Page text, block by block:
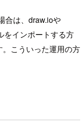
合は、draw.ioや
をインポートする方
こういった運用の方